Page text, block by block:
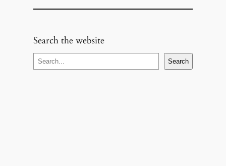
Search the website
S
e
Search